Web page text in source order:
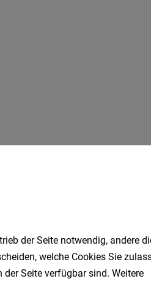
Mail.
der Seite notwendig, andere
welche Cookies Sie
Seite verfügbar sind. Weitere